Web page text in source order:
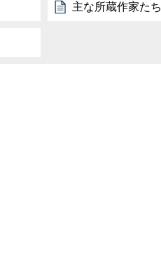
主な所蔵作家たち